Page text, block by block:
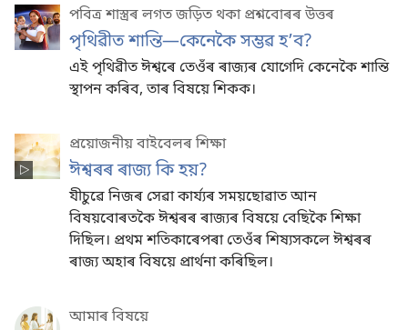
পবিত্ৰ শাস্ত্ৰৰ লগত জড়িত থকা প্ৰশ্নবোৰৰ উত্তৰ
পৃথিৱীত শান্তি—কেনেকৈ সম্ভৱ হʼব?
এই পৃথিৱীত ঈশ্বৰে তেওঁৰ ৰাজ্যৰ যোগেদি কেনেকৈ শান্তি
স্থাপন কৰিব, তাৰ বিষয়ে শিকক।
প্ৰয়োজনীয় বাইবেলৰ শিক্ষা
ঈশ্বৰৰ ৰাজ্য কি হয়?
যীচুৱে নিজৰ সেৱা কাৰ্য্যৰ সময়ছোৱাত আন
বিষয়বোৰতকৈ ঈশ্বৰৰ ৰাজ্যৰ বিষয়ে বেছিকৈ শিক্ষা
দিছিল। প্ৰথম শতিকাৰেপৰা তেওঁৰ শিষ্যসকলে ঈশ্বৰৰ
ৰাজ্য অহাৰ বিষয়ে প্ৰাৰ্থনা কৰিছিল।
আমাৰ বিষয়ে